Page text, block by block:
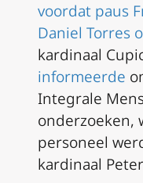
voordat paus
Daniel Torres
kardinaal
informeerde
Integrale
onderzoeken,
personeel
kardinaal